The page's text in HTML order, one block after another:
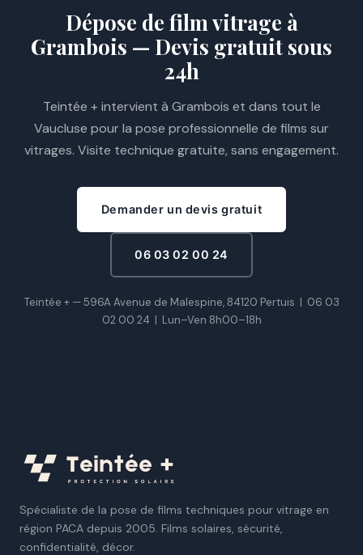
Dépose de film vitrage à
Grambois — Devis gratuit sous
24h
Teintée + intervient à Grambois et dans tout le
Vaucluse pour la pose professionnelle de films sur
vitrages. Visite technique gratuite, sans engagement.
Demander un devis gratuit
06 03 02 00 24
Teintée + — 596A Avenue de Malespine, 84120 Pertuis | 06 03
02 00 24 | Lun–Ven 8h00–18h
Spécialiste de la pose de films techniques pour vitrage en
région PACA depuis 2005. Films solaires, sécurité,
confidentialité, décor.